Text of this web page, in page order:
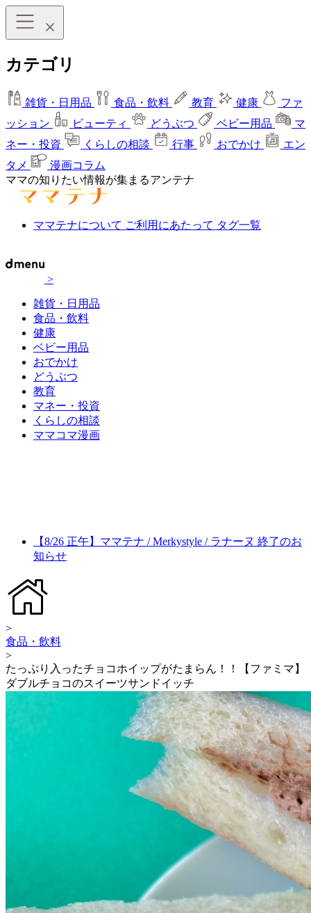
カテゴリ
雑貨・日用品 食品・飲料 教育 健康
ファ
ッション
ビューティ どうぶつ ベビー用品
マ
ネー・投資
くらしの相談 行事 おでかけ
エン
タメ
漫画コラム
ママの知りたい情報が集まるアンテナ
ママテナについて ご利用にあたって タグ一覧
>
雑貨・日用品
食品・飲料
健康
ベビー用品
おでかけ
どうぶつ
教育
マネー・投資
くらしの相談
ママコマ漫画
【8/26 正午】ママテナ / Merkystyle / ラナーヌ 終了のお
知らせ
>
食品・飲料
>
たっぷり入ったチョコホイップがたまらん！！【ファミマ】
ダブルチョコのスイーツサンドイッチ